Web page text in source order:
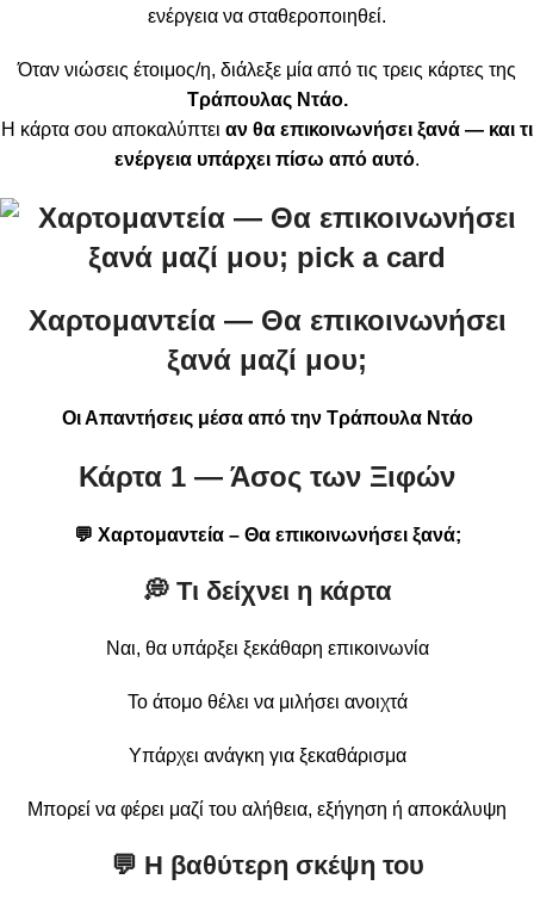
ενέργεια να σταθεροποιηθεί.
Όταν νιώσεις έτοιμος/η, διάλεξε μία από τις τρεις κάρτες της
Τράπουλας Ντάο.
Η κάρτα σου αποκαλύπτει αν θα επικοινωνήσει ξανά — και τι
ενέργεια υπάρχει πίσω από αυτό.
Χαρτομαντεία — Θα επικοινωνήσει
ξανά μαζί μου;
Οι Απαντήσεις μέσα από την Τράπουλα Ντάο
Κάρτα 1 — Άσος των Ξιφών
💬 Χαρτομαντεία – Θα επικοινωνήσει ξανά;
💭 Τι δείχνει η κάρτα
Ναι, θα υπάρξει ξεκάθαρη επικοινωνία
Το άτομο θέλει να μιλήσει ανοιχτά
Υπάρχει ανάγκη για ξεκαθάρισμα
Μπορεί να φέρει μαζί του αλήθεια, εξήγηση ή αποκάλυψη
💬 Η βαθύτερη σκέψη του